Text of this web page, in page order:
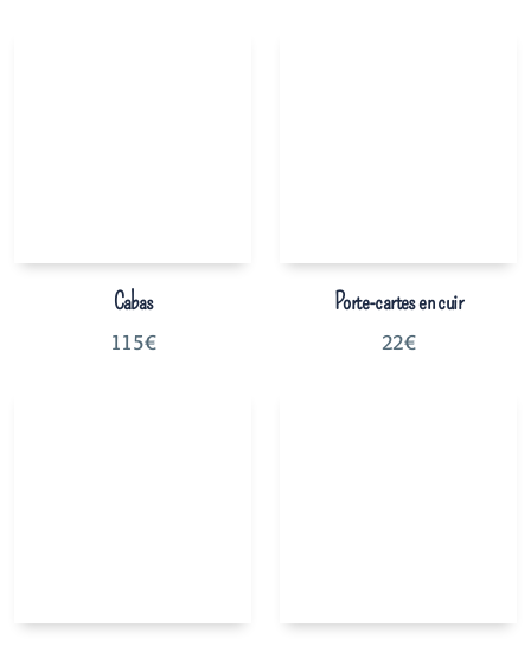
Cabas
115€
Porte-cartes en cuir
22€